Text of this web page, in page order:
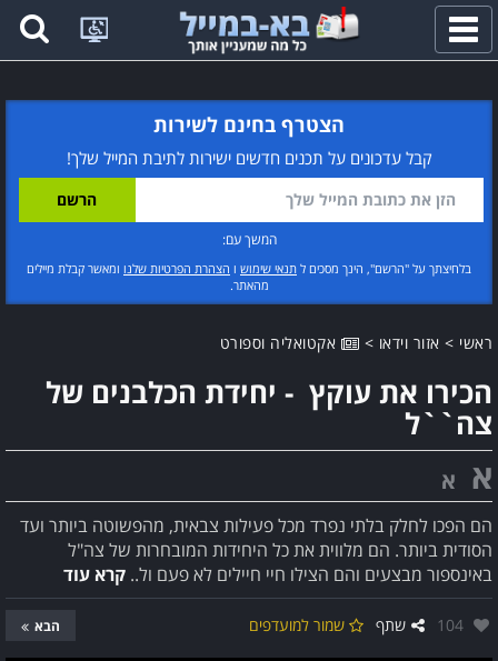
פתח
תפריט
הצטרף בחינם לשירות
קבל עדכונים על תכנים חדשים ישירות לתיבת המייל שלך!
המשך עם:
בלחיצתך על "הרשם", הינך מסכים ל תנאי שימוש ו הצהרת הפרטיות שלנו ומאשר קבלת מיילים
מהאתר.
ראשי > אזור וידאו > אקטואליה וספורט
הכירו את עוקץ - יחידת הכלבנים של
צה``ל
א א
הם הפכו לחלק בלתי נפרד מכל פעילות צבאית, מהפשוטה ביותר ועד
הסודית ביותר. הם מלווית את כל היחידות המובחרות של צה"ל
באינספור מבצעים והם הצילו חיי חיילים לא פעם ול.. קרא עוד
אהבו:
104 שתף שמור למועדפים הבא